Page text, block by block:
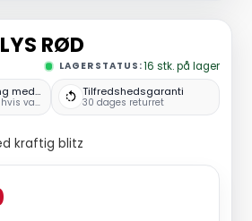
RØD
LAGERSTATUS:16 stk.på lager
Hurtig levering med GLS
1–2 hverdage hvis varen er på lager
Tilfredshedsgaranti
30 dages returret
kraftig blitz